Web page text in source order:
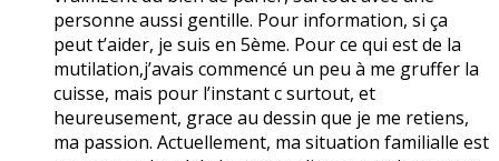
personne aussi gentille. Pour information, si ça
peut t’aider, je suis en 5ème. Pour ce qui est de la
mutilation,j’avais commencé un peu à me gruffer la
cuisse, mais pour l’instant c surtout, et
heureusement, grace au dessin que je me retiens,
ma passion. Actuellement, ma situation familialle est